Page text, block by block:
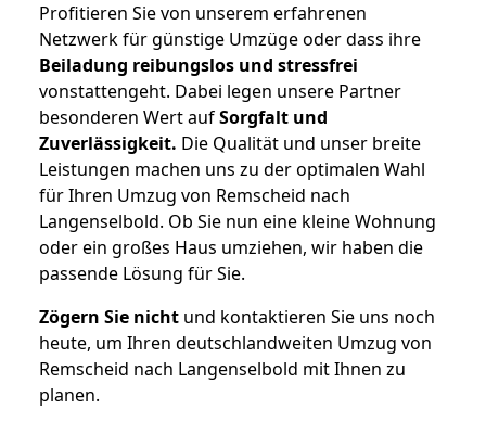
Profitieren Sie von unserem erfahrenen
Netzwerk für günstige Umzüge oder dass ihre
Beiladung reibungslos und stressfrei
vonstattengeht. Dabei legen unsere Partner
besonderen Wert aufSorgfalt und
Zuverlässigkeit. Die Qualität und unser breite
Leistungen machen uns zu der optimalen Wahl
für Ihren Umzug von Remscheid nach
Langenselbold. Ob Sie nun eine kleine Wohnung
oder ein großes Haus umziehen, wir haben die
passende Lösung für Sie.
Zögern Sie nicht und kontaktieren Sie uns noch
heute, um Ihren deutschlandweiten Umzug von
Remscheid nach Langenselbold mit Ihnen zu
planen.